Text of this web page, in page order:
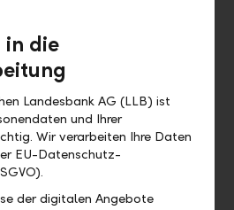
nachhaltig profitabel. Durch
sowie gezielte
wir mit der Strategie
und Ertragsqualität
Mit der neuenStrategie ACT-
fünf Jahre die
Effizienz und Nachhaltigkeit
die
Landesbank AG (LLB) ist
und Ihrer
Wir verarbeiten Ihre Daten
EU-Datenschutz-
der digitalen Angebote